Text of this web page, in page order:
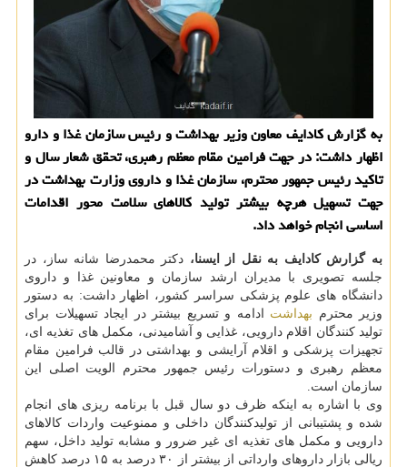
به گزارش کادایف معاون وزیر بهداشت و رئیس سازمان غذا و دارو
اظهار داشت: در جهت فرامین مقام معظم رهبری، تحقق شعار سال و
تاکید رئیس جمهور محترم، سازمان غذا و داروی وزارت بهداشت در
جهت تسهیل هرچه بیشتر تولید کالاهای سلامت محور اقدامات
اساسی انجام خواهد داد.
به گزارش کادایف به نقل از ایسنا، دکتر محمدرضا شانه ساز، در
جلسه تصویری با مدیران ارشد سازمان و معاونین غذا و داروی
دانشگاه های علوم پزشکی سراسر کشور، اظهار داشت: به دستور
وزیر محترم بهداشت ادامه و تسریع بیشتر در ایجاد تسهیلات برای
تولید کنندگان اقلام دارویی، غذایی و آشامیدنی، مکمل های تغذیه ای،
تجهیزات پزشکی و اقلام آرایشی و بهداشتی در قالب فرامین مقام
معظم رهبری و دستورات رئیس جمهور محترم الویت اصلی این
سازمان است.
وی با اشاره به اینکه ظرف دو سال قبل با برنامه ریزی های انجام
شده و پشتیبانی از تولیدکنندگان داخلی و ممنوعیت واردات کالاهای
دارویی و مکمل های تغذیه ای غیر ضرور و مشابه تولید داخل، سهم
ریالی بازار داروهای وارداتی از بیشتر از ۳۰ درصد به ۱۵ درصد کاهش